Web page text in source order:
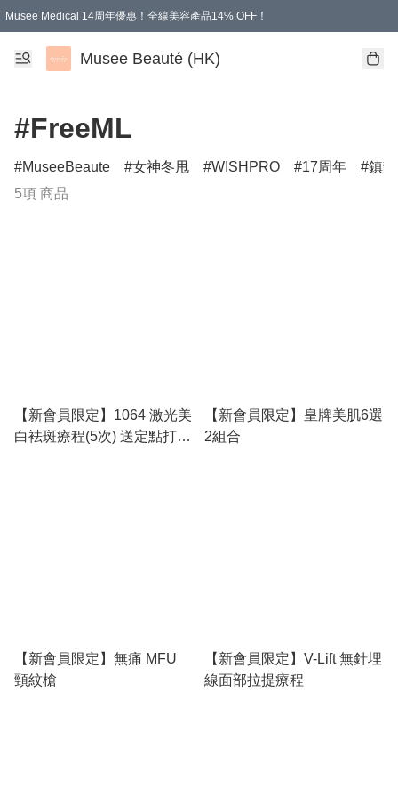
Musee Medical 14周年優惠！全線美容產品14% OFF！
凡購物滿HKD 500.00即享運費減免優惠
Musee Beauté (HK)
#FreeML
MuseeBeaute 女神冬甩 WISHPRO 17周年
鎮
5項 商品
【新會員限定】1064 激光美
白袪斑療程(5次) 送定點打斑
【新會員限定】皇牌美肌6選
2組合
【新會員限定】無痛 MFU
頸紋槍
【新會員限定】V-Lift 無針埋
線面部拉提療程